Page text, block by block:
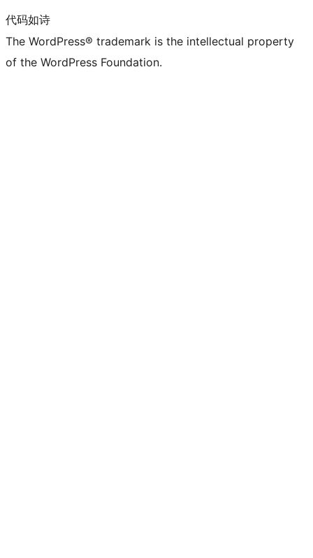
代码如诗
The WordPress® trademark is the intellectual property
of the WordPress Foundation.